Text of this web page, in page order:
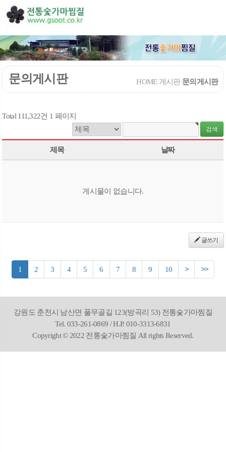
문의게시판 HOME/게시판/문의게시판
Total 111,322건 1 페이지
제목 날짜
게시물이 없습니다.
글쓰기
1 2 3 4 5 6 7 8 9 10 > >>
강원도 춘천시 남산면 풀무골길 123(방곡리 53) 전통숯가마찜질
Tel. 033-261-0869 / H.P. 010-3313-6831
Copyright © 2022 전통숯가마찜질 All rights Reserved.